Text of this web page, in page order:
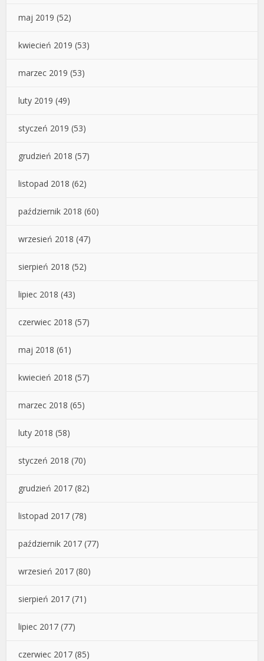
maj 2019 (52)
kwiecień 2019 (53)
marzec 2019 (53)
luty 2019 (49)
styczeń 2019 (53)
grudzień 2018 (57)
listopad 2018 (62)
październik 2018 (60)
wrzesień 2018 (47)
sierpień 2018 (52)
lipiec 2018 (43)
czerwiec 2018 (57)
maj 2018 (61)
kwiecień 2018 (57)
marzec 2018 (65)
luty 2018 (58)
styczeń 2018 (70)
grudzień 2017 (82)
listopad 2017 (78)
październik 2017 (77)
wrzesień 2017 (80)
sierpień 2017 (71)
lipiec 2017 (77)
czerwiec 2017 (85)